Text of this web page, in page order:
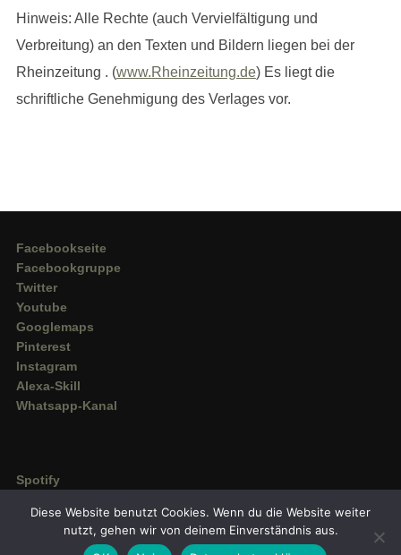
Hinweis: Alle Rechte (auch Vervielfältigung und
Verbreitung) an den Texten und Bildern liegen bei der
Rheinzeitung . (www.Rheinzeitung.de) Es liegt die
schriftliche Genehmigung des Verlages vor.
Facebookseite
Facebookgruppe
Twitter
Youtube
Googlemaps
Pinterest
Instagram
Alexa-Skill
Whatsapp-Kanal
Spotify
Amazon Music
Diese Website benutzt Cookies. Wenn du die Website weiter
nutzt, gehen wir von deinem Einverständnis aus.